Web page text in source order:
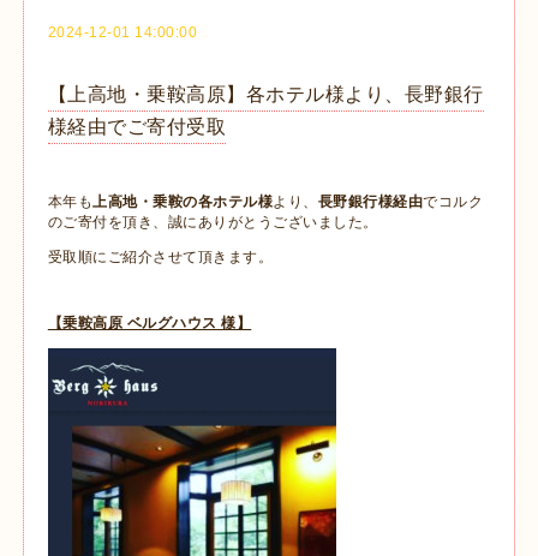
2024-12-01 14:00:00
【上高地・乗鞍高原】各ホテル様より、長野銀行
様経由でご寄付受取
本年も上高地・乗鞍の各ホテル様より、 長野銀行様経由でコルク
のご寄付を頂き、誠にありがとうございました。
受取順にご紹介させて頂きます。
【乗鞍高原 ベルグハウス 様】